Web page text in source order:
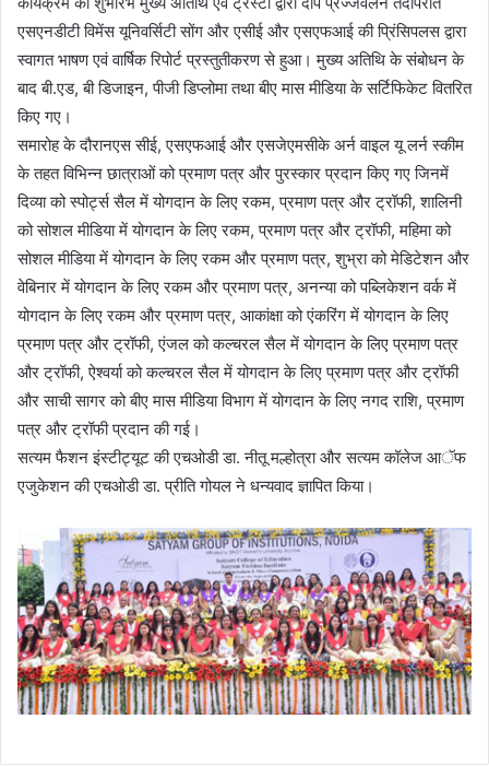
एसएनडीटी विमेंस यूनिवर्सिटी सोंग और एसीई और एसएफआई की प्रिंसिपलस द्वारा
स्वागत भाषण एवं वार्षिक रिपोर्ट प्रस्तुतीकरण से हुआ। मुख्य अतिथि के संबोधन के
बाद बी.एड, बी डिजाइन, पीजी डिप्लोमा तथा बीए मास मीडिया के सर्टिफिकेट वितरित
किए गए।
समारोह के दौरानएस सीई, एसएफआई और एसजेएमसीके अर्न वाइल यू लर्न स्कीम
के तहत विभिन्न छात्राओं को प्रमाण पत्र और पुरस्कार प्रदान किए गए जिनमें
दिव्या को स्पोर्ट्स सैल में योगदान के लिए रकम, प्रमाण पत्र और ट्रॉफी, शालिनी
को सोशल मीडिया में योगदान के लिए रकम, प्रमाण पत्र और ट्रॉफी, महिमा को
सोशल मीडिया में योगदान के लिए रकम और प्रमाण पत्र, शुभ्रा को मेडिटेशन और
वेबिनार में योगदान के लिए रकम और प्रमाण पत्र, अनन्या को पब्लिकेशन वर्क में
योगदान के लिए रकम और प्रमाण पत्र, आकांक्षा को एंकरिंग में योगदान के लिए
प्रमाण पत्र और ट्रॉफी, एंजल को कल्चरल सैल में योगदान के लिए प्रमाण पत्र
और ट्रॉफी, ऐश्वर्या को कल्चरल सैल में योगदान के लिए प्रमाण पत्र और ट्रॉफी
और साची सागर को बीए मास मीडिया विभाग में योगदान के लिए नगद राशि, प्रमाण
पत्र और ट्रॉफी प्रदान की गई।
सत्यम फैशन इंस्टीट्यूट की एचओडी डा. नीतू मल्होत्रा और सत्यम कॉलेज आॅफ
एजुकेशन की एचओडी डा. प्रीति गोयल ने धन्यवाद ज्ञापित किया।